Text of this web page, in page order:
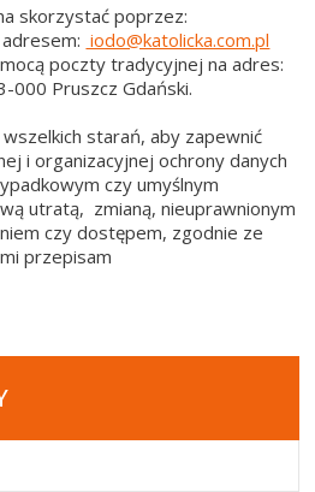
skorzystać poprzez:
iodo@katolicka.com.pl
poczty tradycyjnej na adres:
000 Pruszcz Gdański.
starań, aby zapewnić
i organizacyjnej ochrony danych
czy umyślnym
utratą, zmianą, nieuprawnionym
czy dostępem, zgodnie ze
przepisam